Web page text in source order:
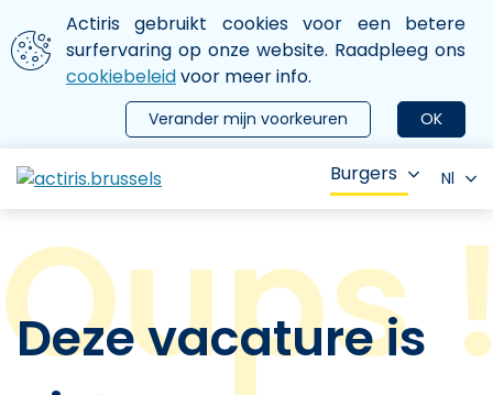
Aller au contenu principal
We gebruiken cookies
Actiris gebruikt cookies voor een betere
surfervaring op onze website. Raadpleeg ons
cookiebeleidvoor meer info.
OK
Verander mijn voorkeuren
le menu
Burgers Nl
Deze vacature is